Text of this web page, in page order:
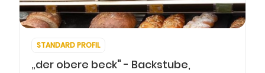
STANDARD PROFIL
„der obere beck" - Backstube,